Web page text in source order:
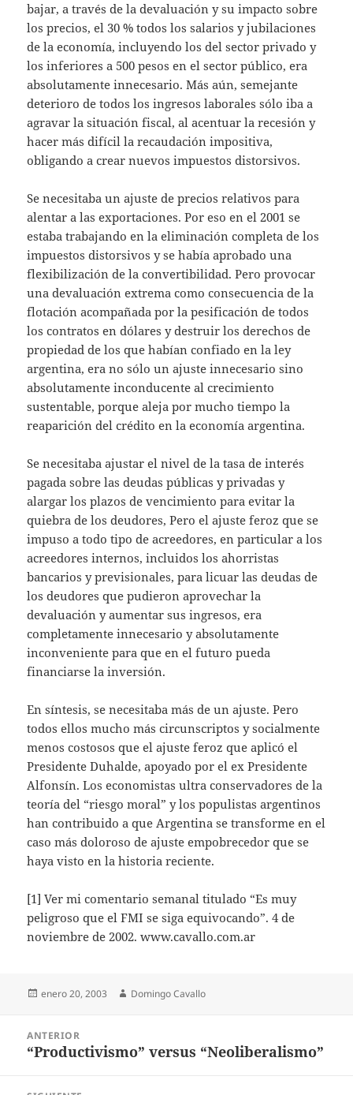
bajar, a través de la devaluación y su impacto sobre
los precios, el 30 % todos los salarios y jubilaciones
de la economía, incluyendo los del sector privado y
los inferiores a 500 pesos en el sector público, era
absolutamente innecesario. Más aún, semejante
deterioro de todos los ingresos laborales sólo iba a
agravar la situación fiscal, al acentuar la recesión y
hacer más difícil la recaudación impositiva,
obligando a crear nuevos impuestos distorsivos.
Se necesitaba un ajuste de precios relativos para
alentar a las exportaciones. Por eso en el 2001 se
estaba trabajando en la eliminación completa de los
impuestos distorsivos y se había aprobado una
flexibilización de la convertibilidad. Pero provocar
una devaluación extrema como consecuencia de la
flotación acompañada por la pesificación de todos
los contratos en dólares y destruir los derechos de
propiedad de los que habían confiado en la ley
argentina, era no sólo un ajuste innecesario sino
absolutamente inconducente al crecimiento
sustentable, porque aleja por mucho tiempo la
reaparición del crédito en la economía argentina.
Se necesitaba ajustar el nivel de la tasa de interés
pagada sobre las deudas públicas y privadas y
alargar los plazos de vencimiento para evitar la
quiebra de los deudores, Pero el ajuste feroz que se
impuso a todo tipo de acreedores, en particular a los
acreedores internos, incluidos los ahorristas
bancarios y previsionales, para licuar las deudas de
los deudores que pudieron aprovechar la
devaluación y aumentar sus ingresos, era
completamente innecesario y absolutamente
inconveniente para que en el futuro pueda
financiarse la inversión.
En síntesis, se necesitaba más de un ajuste. Pero
todos ellos mucho más circunscriptos y socialmente
menos costosos que el ajuste feroz que aplicó el
Presidente Duhalde, apoyado por el ex Presidente
Alfonsín. Los economistas ultra conservadores de la
teoría del “riesgo moral” y los populistas argentinos
han contribuido a que Argentina se transforme en el
caso más doloroso de ajuste empobrecedor que se
haya visto en la historia reciente.
[1] Ver mi comentario semanal titulado “Es muy
peligroso que el FMI se siga equivocando”. 4 de
noviembre de 2002. www.cavallo.com.ar
Publicado
enero 20, 2003 Autor
Domingo Cavallo
entradas
ANTERIOR
Entrada
“Productivismo” versus “Neoliberalismo”